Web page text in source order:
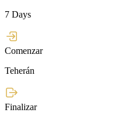
7 Days
Comenzar
Teherán
Finalizar